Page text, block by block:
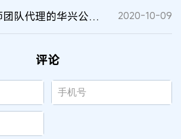
徐新明律师团队代理的华兴公司与RSF公司技术转让合同纠纷仲裁案获胜 2020-10-09
评论